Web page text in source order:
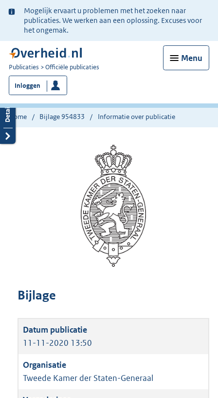
Ter
informatie:
Mogelijk ervaart u problemen met het zoeken naar
publicaties. We werken aan een oplossing. Excuses voor
het ongemak.
Menu
U
bent
nu
hier:
Publicaties Officiële publicaties
Inloggen
Home Bijlage 954833 Informatie over publicatie
Bijlage
11-11-2020 13:50
Tweede Kamer der Staten-Generaal